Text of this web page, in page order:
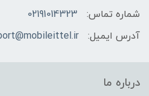
شماره تماس:
02191014323
آدرس ایمیل:
درباره ما